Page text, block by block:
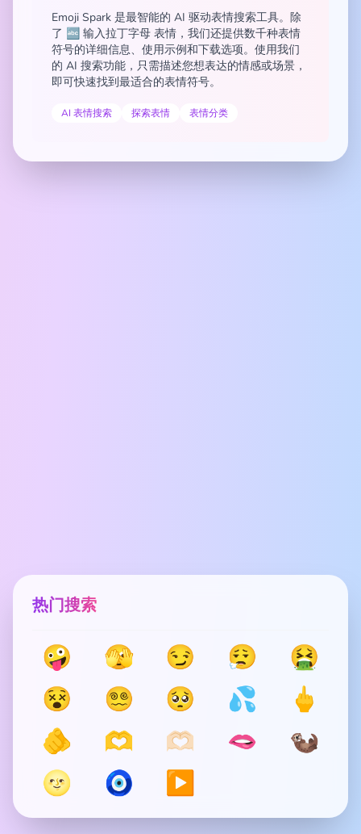
Emoji Spark 是最智能的 AI 驱动表情搜索工具。除
了 🔤 输入拉丁字母 表情，我们还提供数千种表情
符号的详细信息、使用示例和下载选项。使用我们
的 AI 搜索功能，只需描述您想表达的情感或场景，
即可快速找到最适合的表情符号。
AI 表情搜索 探索表情 表情分类
热门搜索
🤪 🫣 😏 😮‍💨
🤮
😵
😵‍💫 🥺 💦
🖕
🫵
🫶 🫶🏻 🫦
🦦
🌝
🧿 ▶️